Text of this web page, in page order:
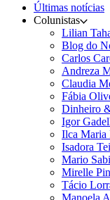
Últimas notícias
Colunistas
Lilian
Blog do
Carlos
Andreza
Claudia
Fábia
Dinheiro
Igor
Ilca Maria
Isadora
Mario
Mirelle
Tácio
Manoela